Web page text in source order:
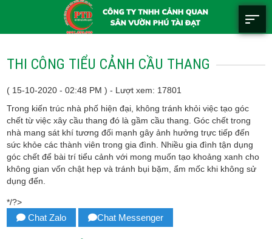
THI CÔNG TIỂU CẢNH CẦU THANG
( 15-10-2020 - 02:48 PM ) - Lượt xem: 17801
Trong kiến trúc nhà phố hiện đại, không tránh khỏi việc tạo góc
chết từ việc xây cầu thang đó là gầm cầu thang. Góc chết trong
nhà mang sát khí tương đối mạnh gây ảnh hưởng trực tiếp đến
sức khỏe các thành viên trong gia đình. Nhiều gia đình tận dụng
góc chết để bài trí tiểu cảnh với mong muốn tạo khoảng xanh cho
không gian vốn chật hẹp và tránh bụi bặm, ẩm mốc khi không sử
dụng đến.
*/?>
Chat Zalo Chat Messenger